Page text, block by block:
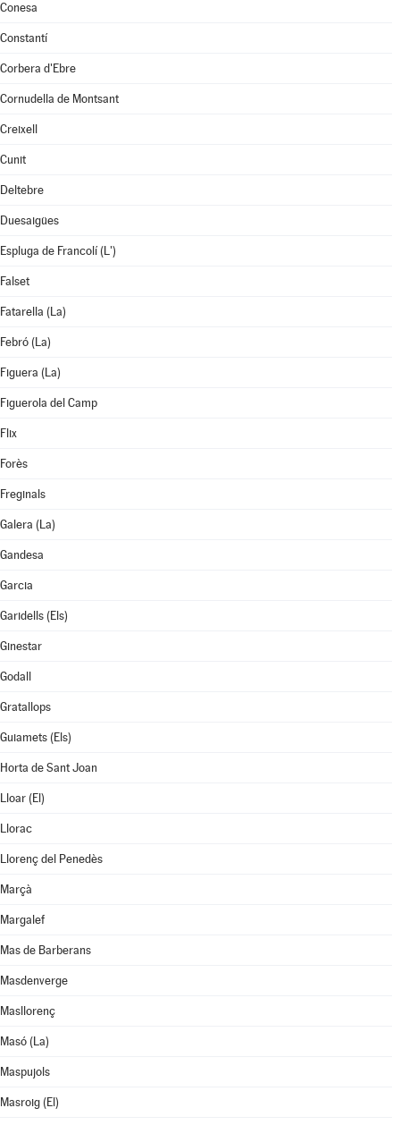
Conesa
Constantí
Corbera d'Ebre
Cornudella de Montsant
Creixell
Cunit
Deltebre
Duesaigües
Espluga de Francolí (L')
Falset
Fatarella (La)
Febró (La)
Figuera (La)
Figuerola del Camp
Flix
Forès
Freginals
Galera (La)
Gandesa
Garcia
Garidells (Els)
Ginestar
Godall
Gratallops
Guiamets (Els)
Horta de Sant Joan
Lloar (El)
Llorac
Llorenç del Penedès
Marçà
Margalef
Mas de Barberans
Masdenverge
Masllorenç
Masó (La)
Maspujols
Masroig (El)